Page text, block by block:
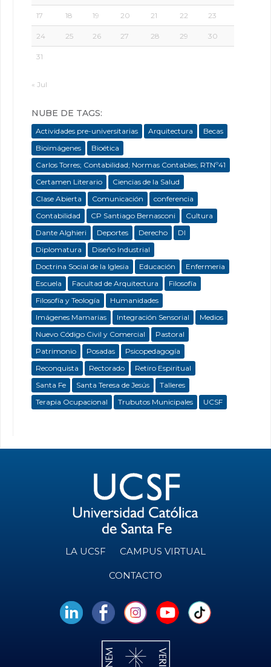
17 18 19 20 21 22 23
24 25 26 27 28 29 30
31
« Jul
NUBE DE TAGS:
Actividades pre-universitarias Arquitectura
Becas
Bioimágenes
Bioética
Carlos Torres; Contabilidad; Normas Contables; RTNº41
Certamen Literario
Ciencias de la Salud
Clase Abierta
Comunicación
conferencia
Contabilidad
CP Santiago Bernasconi
Cultura
Dante Alghieri
Deportes Derecho
DI
Diplomatura
Diseño Industrial
Doctrina Social de la Iglesia
Educación
Enfermeria
Escuela
Facultad de Arquitectura
Filosofía
Filosofía y Teología
Humanidades
Imágenes Mamarias
Integración Sensorial
Medios
Nuevo Código Civil y Comercial
Pastoral
Patrimonio
Posadas
Psicopedagogía
Reconquista
Rectorado
Retiro Espiritual
Santa Fe
Santa Teresa de Jesús
Talleres
Terapia Ocupacional
Trubutos Municipales UCSF
LA UCSF CAMPUS VIRTUAL
CONTACTO